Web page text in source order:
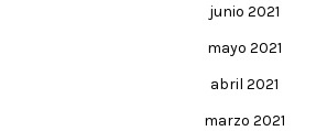
junio 2021
mayo 2021
abril 2021
marzo 2021